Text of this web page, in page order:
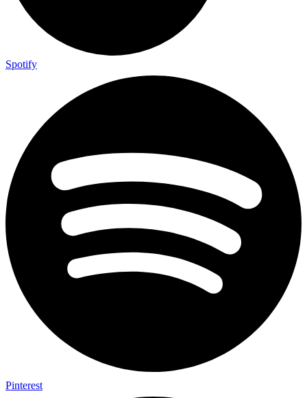
Spotify
Pinterest